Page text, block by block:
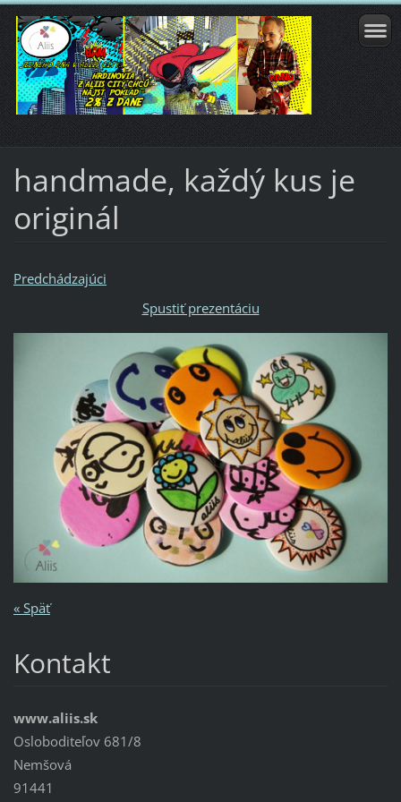
handmade, každý kus je
originál
Predchádzajúci
Spustiť prezentáciu
« Späť
Kontakt
www.aliis.sk
Osloboditeľov 681/8
Nemšová
91441